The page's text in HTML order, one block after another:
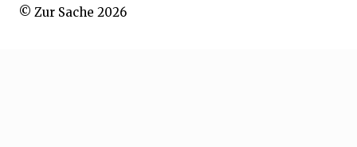
© Zur Sache 2026